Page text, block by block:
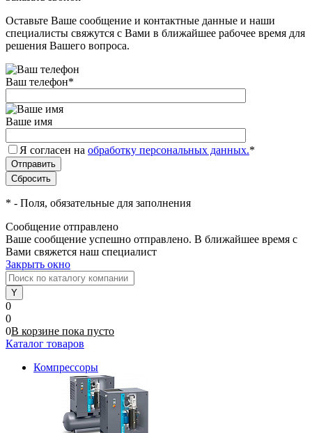
Оставьте Ваше сообщение и контактные данные и наши
специалисты свяжутся с Вами в ближайшее рабочее время для
решения Вашего вопроса.
Ваш телефон*
Ваше имя
Я согласен на обработку персональных данных.*
* - Поля, обязательные для заполнения
Сообщение отправлено
Ваше сообщение успешно отправлено. В ближайшее время с
Вами свяжется наш специалист
Закрыть окно
0
0
0В корзине пока пусто
Каталог товаров
Компрессоры